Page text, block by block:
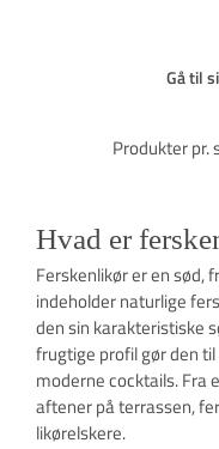
Gå til
Produkter pr.
Hvad er
Ferskenlikør er en sød,
indeholder naturlige
den sin karakteristiske
frugtige profil gør den
moderne cocktails. Fra
aftener på terrassen,
likørelskere.